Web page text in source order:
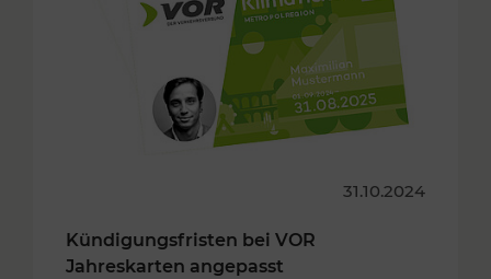
31.10.2024
Kündigungsfristen bei VOR
Jahreskarten angepasst